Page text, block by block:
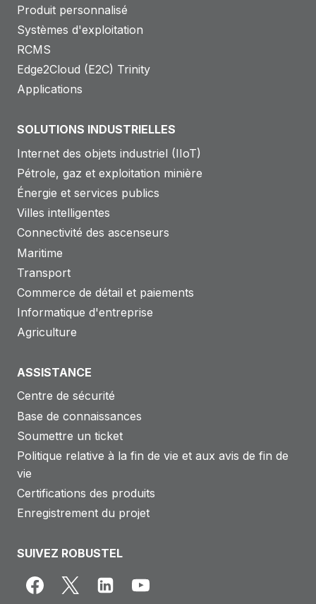
Produit personnalisé
Systèmes d'exploitation
RCMS
Edge2Cloud (E2C) Trinity
Applications
SOLUTIONS INDUSTRIELLES
Internet des objets industriel (IIoT)
Pétrole, gaz et exploitation minière
Énergie et services publics
Villes intelligentes
Connectivité des ascenseurs
Maritime
Transport
Commerce de détail et paiements
Informatique d'entreprise
Agriculture
ASSISTANCE
Centre de sécurité
Base de connaissances
Soumettre un ticket
Politique relative à la fin de vie et aux avis de fin de
vie
Certifications des produits
Enregistrement du projet
SUIVEZ ROBUSTEL